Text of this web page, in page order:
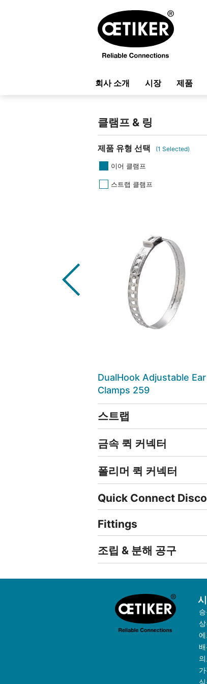
회사 소개 시장 제품
클램프 & 링
제품 유형 선택 (1 Selected)
이어 클램프
스트랩 클램프
DualHook Adjustable Ear
Clamps 259
스트랩
금속 퀵 커넥터
폴리머 퀵 커넥터
Quick Connect
Fittings
조립 & 분해 공구